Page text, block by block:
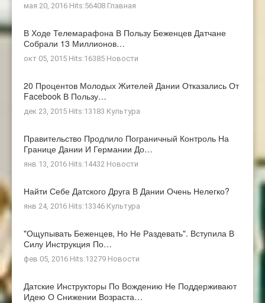
мая 20, 2016 Hits:56408 Главная
В Ходе Телемарафона В Пользу Беженцев Датчане
Собрали 13 Миллионов…
окт 05, 2015 Hits:16385 Новости
20 Процентов Молодых Жителей Дании Отказались От
Facebook В Пользу…
дек 23, 2015 Hits:13183 Культура
Правительство Продлило Пограничный Контроль На
Границе Дании И Германии До…
янв 13, 2016 Hits:14432 Новости
Найти Себе Датского Друга В Дании Очень Нелегко?
янв 24, 2016 Hits:13346 Культура
"Ощупывать Беженцев, Но Не Раздевать". Вступила В
Силу Инструкция По…
фев 05, 2016 Hits:13279 Новости
Датские Инструкторы По Вождению Не Поддерживают
Идею О Снижении Возраста…